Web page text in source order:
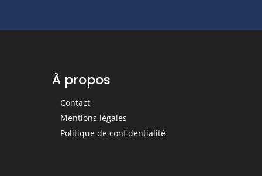
À propos
Contact
Mentions légales
Politique de confidentialité